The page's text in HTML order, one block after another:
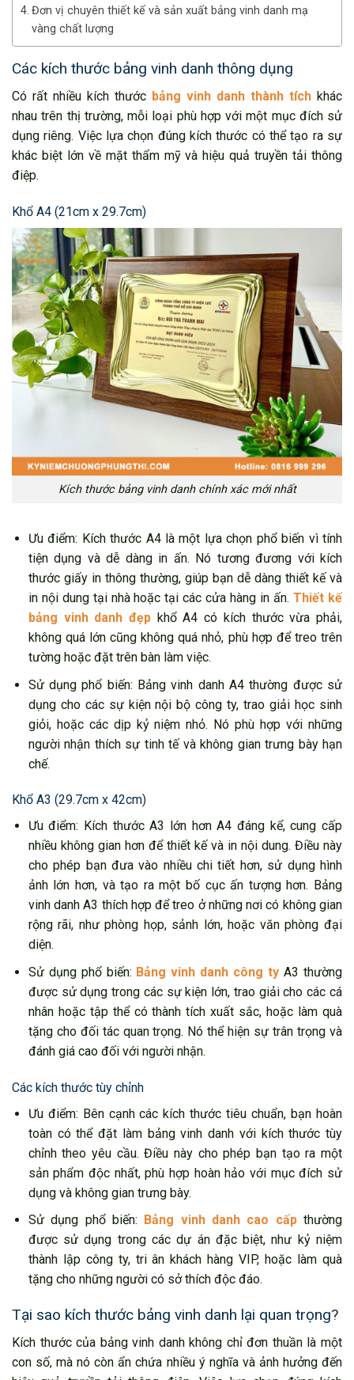
Đơn vị chuyên thiết kế và sản xuất bảng vinh danh mạ
vàng chất lượng
Các kích thước bảng vinh danh thông dụng
Có rất nhiều kích thước bảng vinh danh thành tích khác
nhau trên thị trường, mỗi loại phù hợp với một mục đích sử
dụng riêng. Việc lựa chọn đúng kích thước có thể tạo ra sự
khác biệt lớn về mặt thẩm mỹ và hiệu quả truyền tải thông
điệp.
Khổ A4 (21cm x 29.7cm)
Kích thước bảng vinh danh chính xác mới nhất
Ưu điểm: Kích thước A4 là một lựa chọn phổ biến vì tính
tiện dụng và dễ dàng in ấn. Nó tương đương với kích
thước giấy in thông thường, giúp bạn dễ dàng thiết kế và
in nội dung tại nhà hoặc tại các cửa hàng in ấn.Thiết kế
bảng vinh danh đẹpkhổ A4 có kích thước vừa phải,
không quá lớn cũng không quá nhỏ, phù hợp để treo trên
tường hoặc đặt trên bàn làm việc.
Sử dụng phổ biến: Bảng vinh danh A4 thường được sử
dụng cho các sự kiện nội bộ công ty, trao giải học sinh
giỏi, hoặc các dịp kỷ niệm nhỏ. Nó phù hợp với những
người nhận thích sự tinh tế và không gian trưng bày hạn
chế.
Khổ A3 (29.7cm x 42cm)
Ưu điểm: Kích thước A3 lớn hơn A4 đáng kể, cung cấp
nhiều không gian hơn để thiết kế và in nội dung. Điều này
cho phép bạn đưa vào nhiều chi tiết hơn, sử dụng hình
ảnh lớn hơn, và tạo ra một bố cục ấn tượng hơn. Bảng
vinh danh A3 thích hợp để treo ở những nơi có không gian
rộng rãi, như phòng họp, sảnh lớn, hoặc văn phòng đại
diện.
Sử dụng phổ biến: Bảng vinh danh công ty A3 thường
được sử dụng trong các sự kiện lớn, trao giải cho các cá
nhân hoặc tập thể có thành tích xuất sắc, hoặc làm quà
tặng cho đối tác quan trọng. Nó thể hiện sự trân trọng và
đánh giá cao đối với người nhận.
Các kích thước tùy chỉnh
Ưu điểm: Bên cạnh các kích thước tiêu chuẩn, bạn hoàn
toàn có thể đặt làm bảng vinh danh với kích thước tùy
chỉnh theo yêu cầu. Điều này cho phép bạn tạo ra một
sản phẩm độc nhất, phù hợp hoàn hảo với mục đích sử
dụng và không gian trưng bày.
Sử dụng phổ biến:
Bảng vinh danh cao cấpthường
được sử dụng trong các dự án đặc biệt, như kỷ niệm
thành lập công ty, tri ân khách hàng VIP, hoặc làm quà
tặng cho những người có sở thích độc đáo.
Tại sao kích thước bảng vinh danh lại quan trọng?
Kích thước của bảng vinh danh không chỉ đơn thuần là một
con số, mà nó còn ẩn chứa nhiều ý nghĩa và ảnh hưởng đến